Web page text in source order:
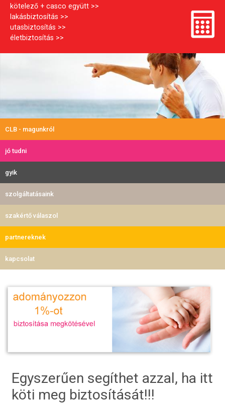
kötelező + casco együtt
lakásbiztosítás
utasbiztosítás
életbiztosítás
CLB - magunkról
jó tudni
gyik
szolgáltatásaink
szakértő válaszol
partnereknek
kapcsolat
Egyszerűen segíthet azzal, ha itt
köti meg biztosítását!!!